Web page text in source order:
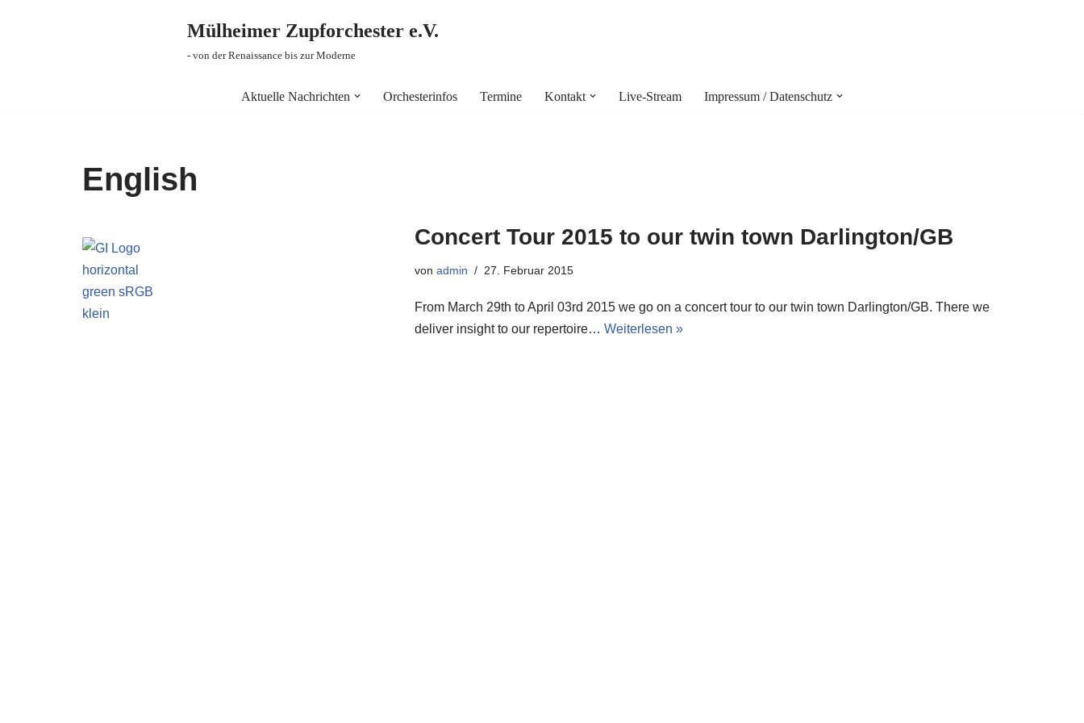
Mülheimer Zupforchester e.V.
- von der Renaissance bis zur Moderne
Aktuelle Nachrichten Orchesterinfos Termine Kontakt Live-Stream Impressum / Datenschutz
English
Concert Tour 2015 to our twin town Darlington/GB
von admin 27. Februar 2015
From March 29th to April 03rd 2015 we go on a concert tour to our twin town Darlington/GB. There we
deliver insight to our repertoire… Weiterlesen »